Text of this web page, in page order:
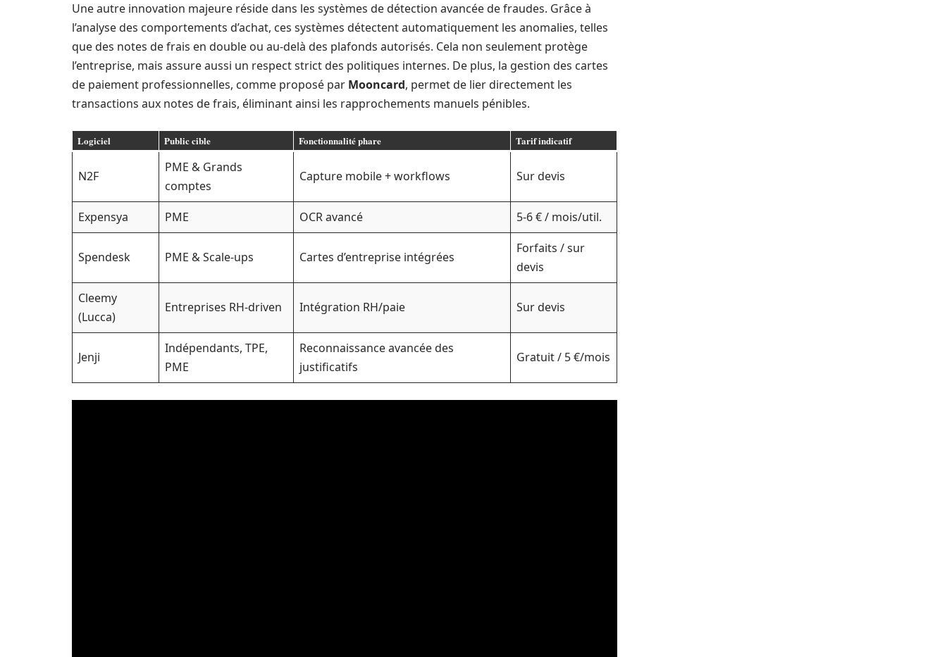
Une autre innovation majeure réside dans les systèmes de détection avancée de fraudes. Grâce à
l’analyse des comportements d’achat, ces systèmes détectent automatiquement les anomalies, telles
que des notes de frais en double ou au-delà des plafonds autorisés. Cela non seulement protège
l’entreprise, mais assure aussi un respect strict des politiques internes. De plus, la gestion des cartes
de paiement professionnelles, comme proposé par Mooncard, permet de lier directement les
transactions aux notes de frais, éliminant ainsi les rapprochements manuels pénibles.
Logiciel Public cible Fonctionnalité phare Tarif indicatif
N2F
PME & Grands
comptes
Capture mobile + workflows Sur devis
Expensya PME OCR avancé 5-6 € / mois/util.
Spendesk PME & Scale-ups Cartes d’entreprise intégrées
Forfaits / sur
devis
Cleemy
(Lucca)
Entreprises RH-driven Intégration RH/paie Sur devis
Jenji
Indépendants, TPE,
PME
Reconnaissance avancée des
justificatifs
Gratuit / 5 €/mois